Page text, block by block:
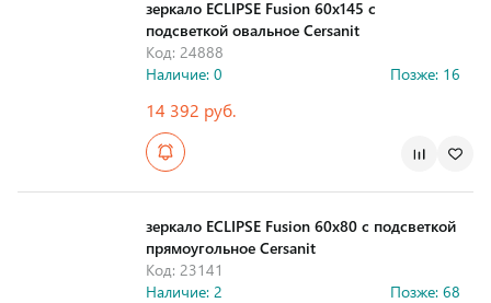
зеркало ECLIPSE Fusion 60x145 с
подсветкой овальное Cersanit
Код: 24888
Наличие: 0
Позже: 16
14 392 руб.
зеркало ECLIPSE Fusion 60x80 с подсветкой
прямоугольное Cersanit
Код: 23141
Наличие: 2
Позже: 68